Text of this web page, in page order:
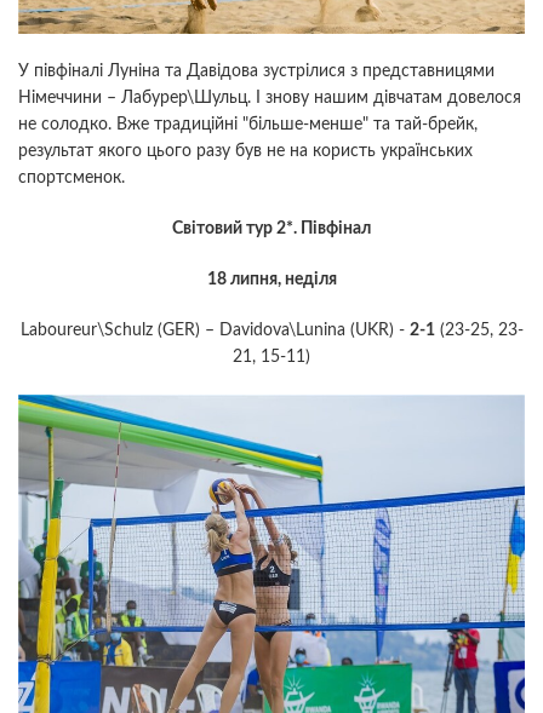
У півфіналі Луніна та Давідова зустрілися з представницями
Німеччини – Лабурер\Шульц. І знову нашим дівчатам довелося
не солодко. Вже традиційні "більше-менше" та тай-брейк,
результат якого цього разу був не на користь українських
спортсменок.
Світовий тур 2*. Півфінал
18 липня, неділя
Laboureur\Schulz (GER) – Davidova\Lunina (UKR) - 2-1 (23-25, 23-
21, 15-11)